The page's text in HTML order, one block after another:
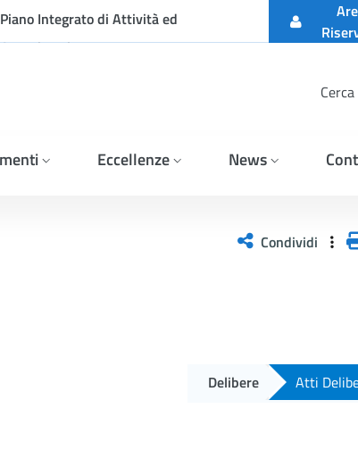
Piano Integrato di Attività ed
Organizzazione
Cerca
Eccellenze News
Condividi
Delibere Atti